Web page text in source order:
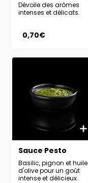
Dévoile des arômes
intenses et délicats.
0,70€
Sauce Pesto
Basilic, pignon et huile
d'olive pour un goût
intense et délicieux.